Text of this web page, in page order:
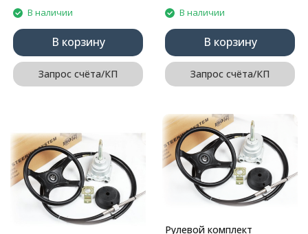
В наличии
В корзину
Запрос счёта/КП
В наличии
В корзину
Запрос счёта/КП
Рулевой комплект